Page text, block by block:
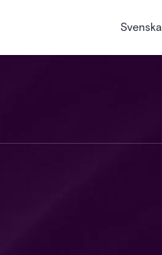
Svenska